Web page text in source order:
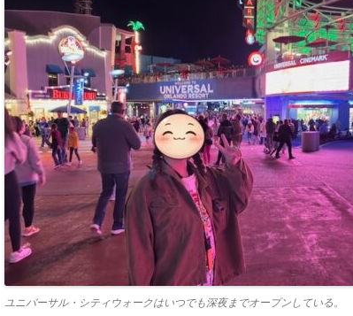
ユニバーサル・シティウォークはいつでも深夜までオープンしている。